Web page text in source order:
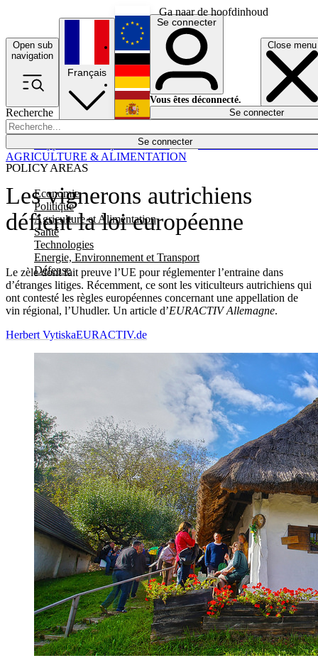
Ga naar de hoofdinhoud
Open sub
navigation
Close menu
Recherche
Se connecter
POLICY AREAS
Economie
Politique
Agriculture et Alimentation
Santé
Technologies
Energie, Environnement et Transport
Défense
Économie
Français
English
Deutsch
Español
Se connecter
Vous êtes déconnecté.
Se connecter
Les vignerons autrichiens
défient la loi européenne
Le zèle dont fait preuve l’UE pour réglementer l’entraine dans
d’étranges litiges. Récemment, ce sont les viticulteurs autrichiens qui
ont contesté les règles européennes concernant une appellation de
vin régional, l’Uhudler. Un article d’EURACTIV Allemagne.
AGRICULTURE & ALIMENTATION
Herbert VytiskaEURACTIV.de